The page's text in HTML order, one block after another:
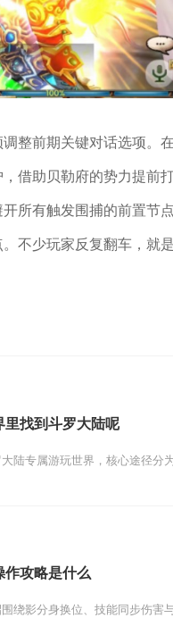
整前期关键对话选项。
借助贝勒府的势力提前
所有触发围捕的前置节
不少玩家反复翻车，就
找到斗罗大陆呢
陆专属游玩世界，核心途径分
作攻略是什么
绕影分身换位、技能同步伤害